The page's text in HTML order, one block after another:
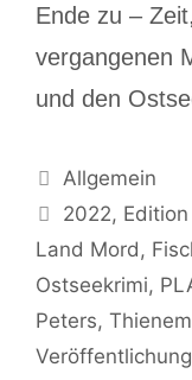
Ende zu –
vergangenen
und den
Allgemein
2022,
Land Mord ,
Ostseekrimi,
Peters,